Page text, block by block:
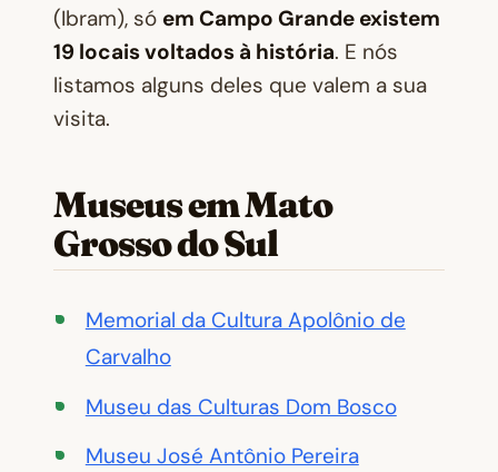
(Ibram), só em Campo Grande existem
19 locais voltados à história. E nós
listamos alguns deles que valem a sua
visita.
Museus em Mato
Grosso do Sul
Memorial da Cultura Apolônio de
Carvalho
Museu das Culturas Dom Bosco
Museu José Antônio Pereira